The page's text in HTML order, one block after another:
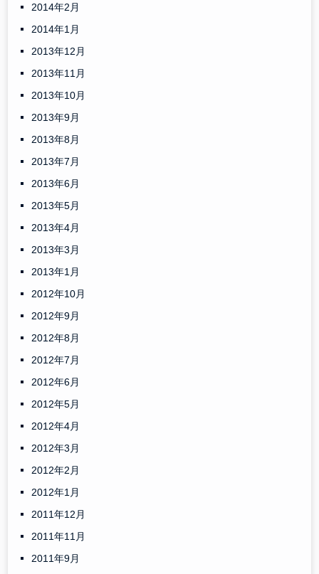
2014年2月
2014年1月
2013年12月
2013年11月
2013年10月
2013年9月
2013年8月
2013年7月
2013年6月
2013年5月
2013年4月
2013年3月
2013年1月
2012年10月
2012年9月
2012年8月
2012年7月
2012年6月
2012年5月
2012年4月
2012年3月
2012年2月
2012年1月
2011年12月
2011年11月
2011年9月